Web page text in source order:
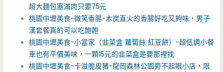
超大麵包塞滿肉只要75元
桃園中壢美食-微笑香腸-木炭直火的香腸好吃又夠味，男子
漢套餐真的可以吃飽飽
桃園中壢美食-小當家（韭菜盒 蘿蔔絲 紅豆餅）-超低調小餐
車也有平價美味，一顆15元的韭菜盒是要那裡找
桃園中壢美食-卡滋脆皮豬-龍岡森林公園旁不起眼小店，限